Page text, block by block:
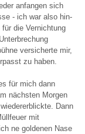
anfangen sich
- ich war also hin-
die Vernichtung
versicherte mir,
zu haben.
für mich dann
nächsten Morgen
Dann
mit
ne goldenen Nase